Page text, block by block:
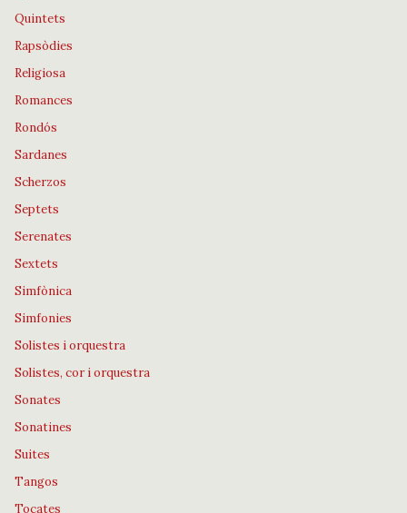
Quintets
Rapsòdies
Religiosa
Romances
Rondós
Sardanes
Scherzos
Septets
Serenates
Sextets
Simfònica
Simfonies
Solistes i orquestra
Solistes, cor i orquestra
Sonates
Sonatines
Suites
Tangos
Tocates